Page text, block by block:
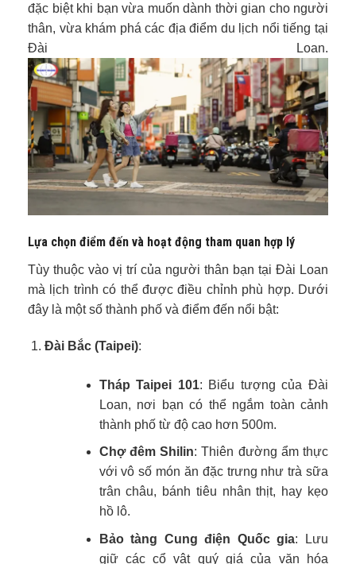
đặc biệt khi bạn vừa muốn dành thời gian cho người
thân, vừa khám phá các địa điểm du lịch nổi tiếng tại
Đài Loan.
Lựa chọn điểm đến và hoạt động tham quan hợp lý
Tùy thuộc vào vị trí của người thân bạn tại Đài Loan
mà lịch trình có thể được điều chỉnh phù hợp. Dưới
đây là một số thành phố và điểm đến nổi bật:
Đài Bắc (Taipei):
Tháp Taipei 101: Biểu tượng của Đài
Loan, nơi bạn có thể ngắm toàn cảnh
thành phố từ độ cao hơn 500m.
Chợ đêm Shilin: Thiên đường ẩm thực
với vô số món ăn đặc trưng như trà sữa
trân châu, bánh tiêu nhân thịt, hay kẹo
hồ lô.
Bảo tàng Cung điện Quốc gia: Lưu
giữ các cổ vật quý giá của văn hóa